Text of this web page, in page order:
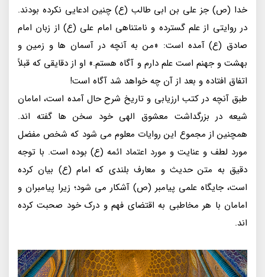
خدا (ص) جز علی بن ابی طالب (ع) چنین ادعایی نکرده بودند.
در روایتی از علم گسترده و نامتناهی امام علی (ع) از زبان امام
صادق (ع) آمده است: «من به آنچه در آسمان ها و زمین و
بهشت و جهنم است علم دارم و آگاه هستم.» او از دقایقی که قبلاً
اتفاق افتاده و بعد از آن چه خواهد شد آگاه است!
طبق آنچه در کتب ارزیابی و تاریخ شرح حال آمده است، امامان
شیعه در بزرگداشت معشوق الهی خود سخن ها گفته اند.
همچنین از مجموع این روایات معلوم می شود که شخص مفضل
مورد لطف و عنایت و مورد اعتماد ائمه (ع) بوده است. با توجه
دقیق به متن حدیث و معارف بلندی که امام (ع) بیان کرده
است، جایگاه علمی پیامبر (ص) آشکار می شود؛ زیرا پیامبران و
امامان با هر مخاطبی به اقتضای فهم و درک خود صحبت کرده
اند.